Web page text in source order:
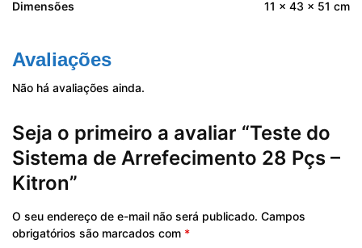
Dimensões 11 × 43 × 51 cm
Avaliações
Não há avaliações ainda.
Seja o primeiro a avaliar “Teste do
Sistema de Arrefecimento 28 Pçs –
Kitron”
O seu endereço de e-mail não será publicado. Campos
obrigatórios são marcados com *